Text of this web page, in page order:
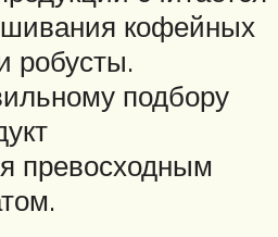
кофейных
робусты.
подбору
превосходным